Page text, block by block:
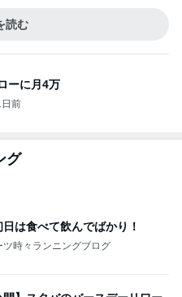
読む
ーに月4万
日前
グ
日は食べて飲んでばかり！
ツ時々ランニングブログ